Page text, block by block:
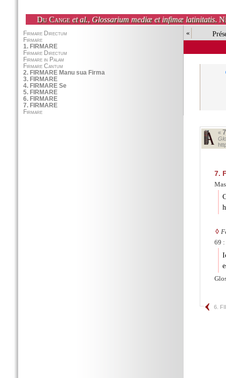
Du Cange et al., Glossarium mediæ et infimæ latinitatis.
«
«
7.
◊
69 :
6.